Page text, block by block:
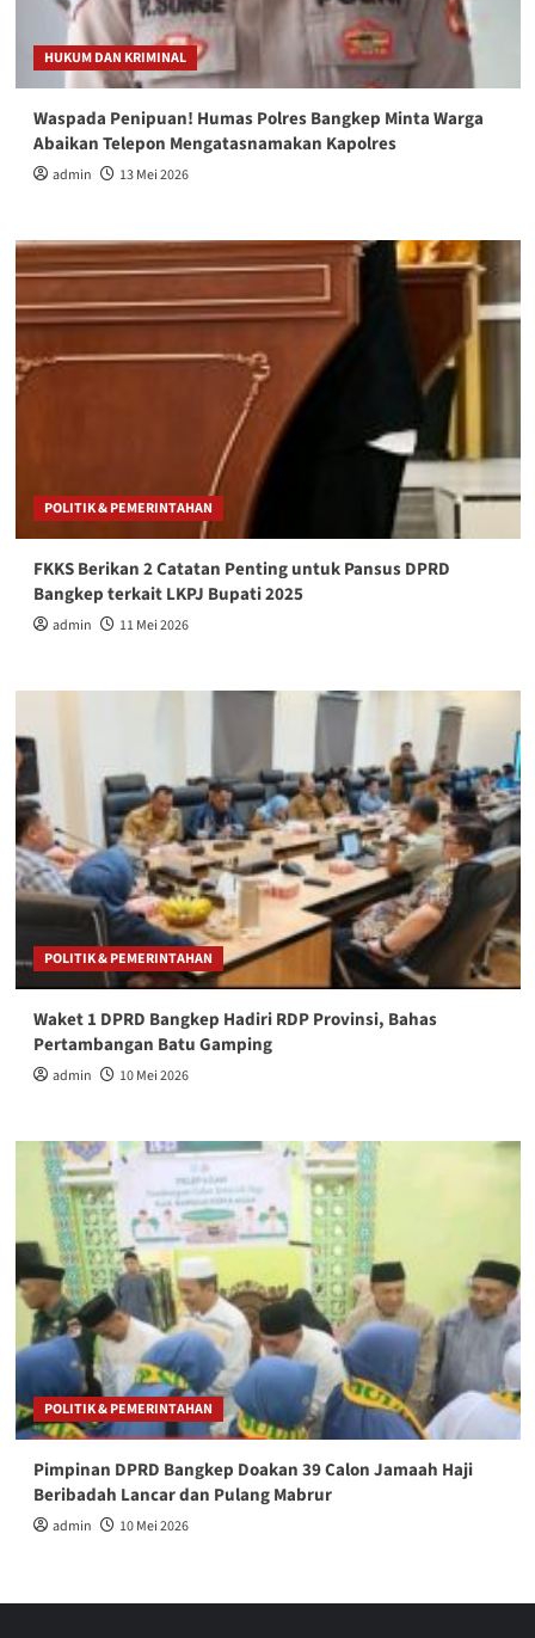
HUKUM DAN KRIMINAL
Waspada Penipuan! Humas Polres Bangkep Minta Warga
Abaikan Telepon Mengatasnamakan Kapolres
admin 13 Mei 2026
POLITIK & PEMERINTAHAN
FKKS Berikan 2 Catatan Penting untuk Pansus DPRD
Bangkep terkait LKPJ Bupati 2025
admin 11 Mei 2026
POLITIK & PEMERINTAHAN
Waket 1 DPRD Bangkep Hadiri RDP Provinsi, Bahas
Pertambangan Batu Gamping
admin 10 Mei 2026
POLITIK & PEMERINTAHAN
Pimpinan DPRD Bangkep Doakan 39 Calon Jamaah Haji
Beribadah Lancar dan Pulang Mabrur
admin 10 Mei 2026